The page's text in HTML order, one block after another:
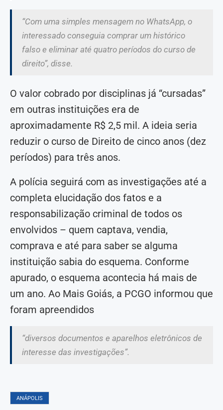
“Com uma simples mensagem no WhatsApp, o
interessado conseguia comprar um histórico
falso e eliminar até quatro períodos do curso de
direito”, disse.
O valor cobrado por disciplinas já “cursadas”
em outras instituições era de
aproximadamente R$ 2,5 mil. A ideia seria
reduzir o curso de Direito de cinco anos (dez
períodos) para três anos.
A polícia seguirá com as investigações até a
completa elucidação dos fatos e a
responsabilização criminal de todos os
envolvidos – quem captava, vendia,
comprava e até para saber se alguma
instituição sabia do esquema. Conforme
apurado, o esquema acontecia há mais de
um ano. Ao Mais Goiás, a PCGO informou que
foram apreendidos
“diversos documentos e aparelhos eletrônicos de
interesse das investigações”.
ANÁPOLIS